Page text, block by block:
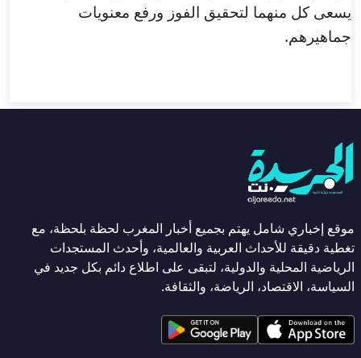
يسعى كل منهما لتحقيق الفوز ورفع معنويات
جماهيرهم.
موقع إخباري شامل يهتم بجميع أخبار المغرب لحظة بلحظة، مع
تغطية دقيقة للأحداث العربية والعالمية، وأحدث المستجدات
الرياضية المحلية والدولية، لتبقى على اطلاع دائم بكل جديد في
السياسة، الاقتصاد، الرياضة، والثقافة.